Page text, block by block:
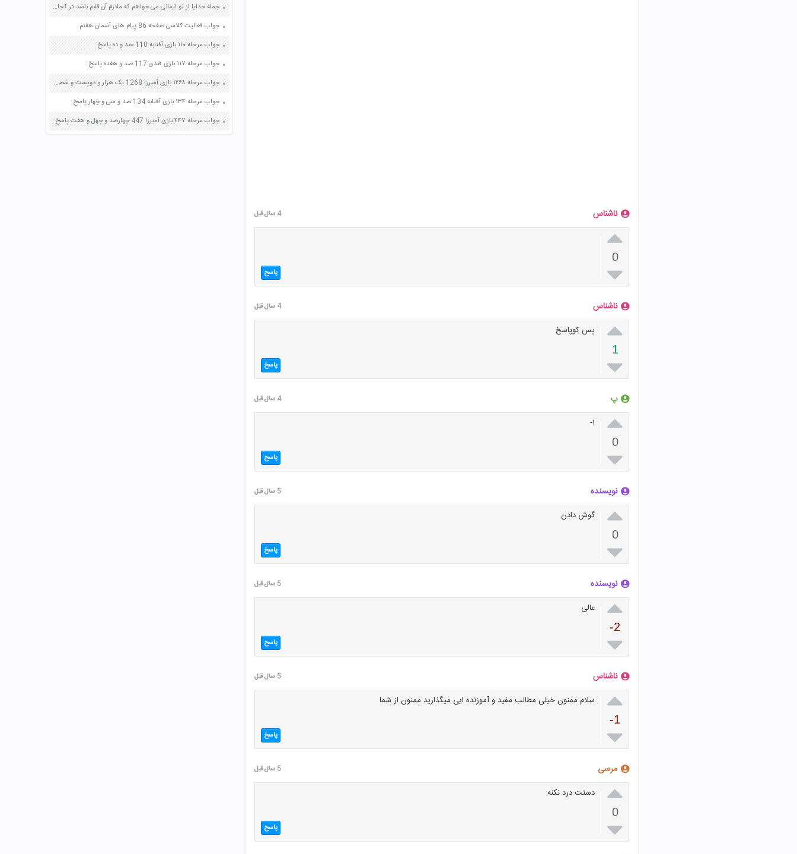
ناشناس 4 سال قبل

0
 پاسخ
ناشناس 4 سال قبل

1

پس کوپاسخ
پاسخ
پ 4 سال قبل

0

۱-
پاسخ
نویسنده 5 سال قبل

0

گوش دادن
پاسخ
نویسنده 5 سال قبل

-2

عالی
پاسخ
ناشناس 5 سال قبل

-1

سلام ممنون خیلی مطالب مفید و آموزنده ایی میگذارید ممنون از شما
پاسخ
مرسی 5 سال قبل

0

دستت درد نکنه
پاسخ
جمله خدایا از تو ایمانی می خواهم که ملازم آن قلبم باشد در کجا آمده است؟
جواب فعالیت کلاسی صفحه 86 پیام های آسمان هفتم
جواب مرحله ۱۱۰ بازی آفتابه 110 صد و ده پاسخ
جواب مرحله ۱۱۷ بازی فندق 117 صد و هفده پاسخ
جواب مرحله ۱۲۶۸ بازی آمیرزا 1268 یک هزار و دویست و شصت و هشت پاسخ
جواب مرحله ۱۳۴ بازی آفتابه 134 صد و سی و چهار پاسخ
جواب مرحله ۴۴۷ بازی آمیرزا 447 چهارصد و چهل و هفت پاسخ